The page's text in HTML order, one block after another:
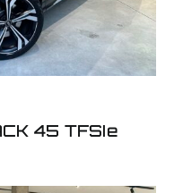
45 TFSIe